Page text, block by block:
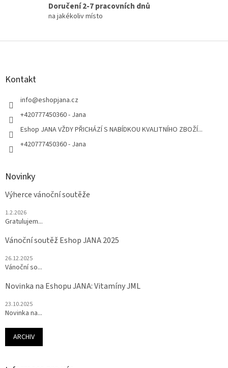
Doručení 2-7 pracovních dnů
na jakékoliv místo
Z
Kontakt
info@eshopjana.cz
+420777450360 - Jana
Eshop JANA VŽDY PŘICHÁZÍ S NABÍDKOU KVALITNÍHO ZBOŽÍ...
+420777450360 - Jana
Novinky
Výherce vánoční soutěže
1.2.2026
Gratulujem...
Vánoční soutěž Eshop JANA 2025
26.12.2025
Vánoční so...
Novinka na Eshopu JANA: Vitamíny JML
23.10.2025
Novinka na...
ARCHIV